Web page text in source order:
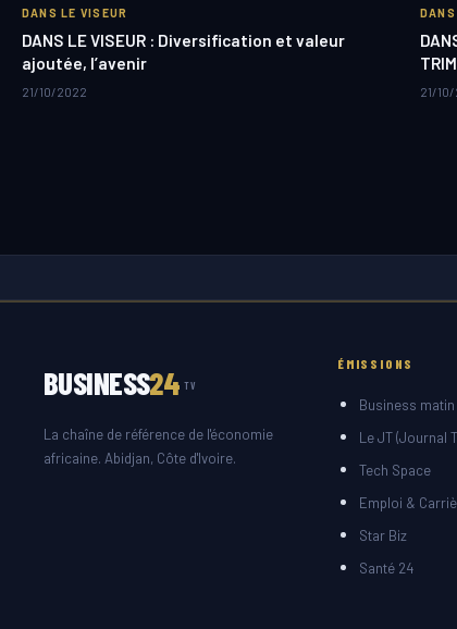
DANS LE VISEUR
DANS LE VISEUR : Diversification et valeur
ajoutée, l’avenir
21/10/2022 21/
BUSINESS24 TV
La chaîne de référence de l'économie
africaine. Abidjan, Côte d'Ivoire.
ÉMISSIONS
Business matin
Le JT (Journal
Tech Space
Emploi &
Star Biz
Santé 24